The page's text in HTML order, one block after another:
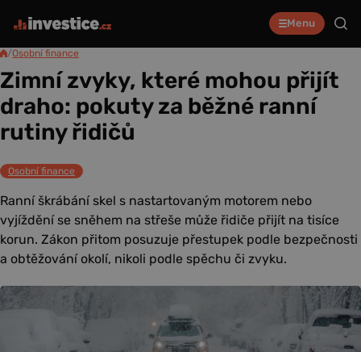
Menu
/Osobní finance
Zimní zvyky, které mohou přijít
draho: pokuty za běžné ranní
rutiny řidičů
Osobní finance
Ranní škrábání skel s nastartovaným motorem nebo
vyjíždění se sněhem na střeše může řidiče přijít na tisíce
korun. Zákon přitom posuzuje přestupek podle bezpečnosti
a obtěžování okolí, nikoli podle spěchu či zvyku.